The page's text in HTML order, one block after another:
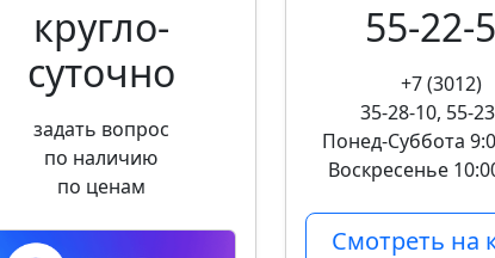
кругло­
суточно
задать вопрос
по наличию
по ценам
55-22-
+7 (3012)
35-28-10, 55-
Понед-Суббота
Воскресенье
Смотреть на